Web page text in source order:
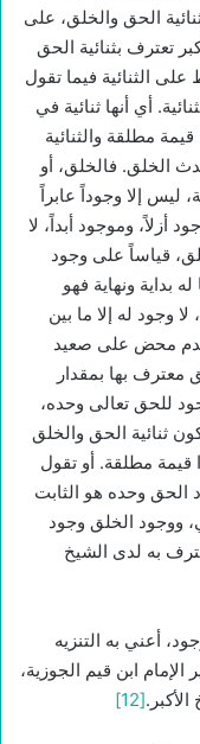
الحق والخلق، على
تعترف بثنائية الحق
الثنائية فيما تقول
أي أنها ثنائية في
مطلقة والثنائية
الخلق. فالخلق، أو
ليس إلا وجوداً عابراً
أزلاً، وموجود أبداً، لا
قياساً على وجود
بداية ونهاية فهو
وجود له إلا ما بين
فعدم محض على صعيد
معترف بها بمقدار
للحق تعالى وحده،
ثنائية الحق والخلق
قيمة مطلقة. أو تقول
الحق وحده هو الثابت
ووجود الخلق وجود
به لدى الشيخ
أعني به التنزيه
الإمام ابن قيم الجوزية،
[12]